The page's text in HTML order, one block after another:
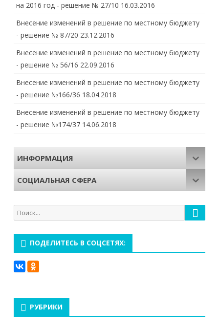
на 2016 год - решение № 27/10 16.03.2016
Внесение изменений в решение по местному бюджету
- решение № 87/20 23.12.2016
Внесение изменений в решение по местному бюджету
- решение № 56/16 22.09.2016
Внесение изменений в решение по местному бюджету
- решение №166/36 18.04.2018
Внесение изменений в решение по местному бюджету
- решение №174/37 14.06.2018
ИНФОРМАЦИЯ
СОЦИАЛЬНАЯ СФЕРА
Поиск
для:
Поиск
ПОДЕЛИТЕСЬ В СОЦСЕТЯХ:
РУБРИКИ